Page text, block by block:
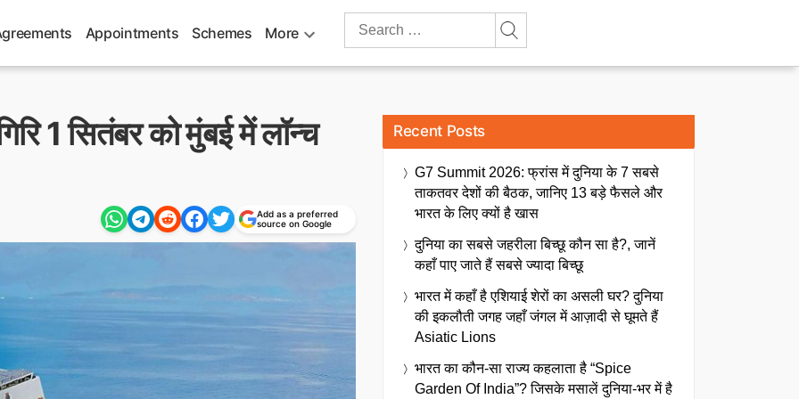
Appointments Schemes More
Search
1 सितंबर को मुंबई में लॉन्च
Add as a preferred
source on Google
Recent Posts
G7 Summit 2026: फ्रांस में दुनिया के 7 सबसे
ताकतवर देशों की बैठक, जानिए 13 बड़े फैसले और
भारत के लिए क्यों है खास
दुनिया का सबसे जहरीला बिच्छू कौन सा है?, जानें
कहाँ पाए जाते हैं सबसे ज्यादा बिच्छू
भारत में कहाँ है एशियाई शेरों का असली घर? दुनिया
की इकलौती जगह जहाँ जंगल में आज़ादी से घूमते हैं
Asiatic Lions
भारत का कौन-सा राज्य कहलाता है “Spice
Garden Of India”? जिसके मसालें दुनिया-भर में है